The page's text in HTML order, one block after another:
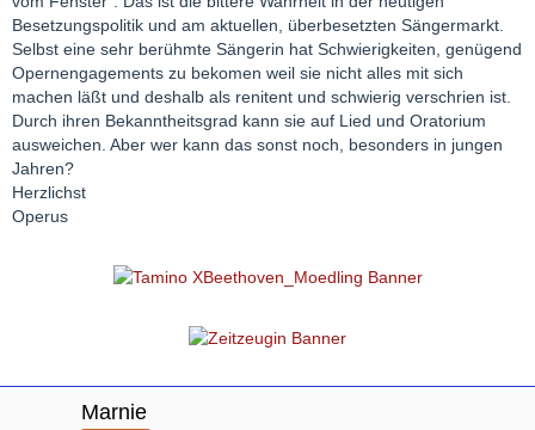
Besetzungspolitik und am aktuellen, überbesetzten Sängermarkt.
Selbst eine sehr berühmte Sängerin hat Schwierigkeiten, genügend
Opernengagements zu bekomen weil sie nicht alles mit sich
machen läßt und deshalb als renitent und schwierig verschrien ist.
Durch ihren Bekanntheitsgrad kann sie auf Lied und Oratorium
ausweichen. Aber wer kann das sonst noch, besonders in jungen
Jahren?
Herzlichst
Operus
Marnie